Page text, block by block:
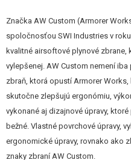
(špecifikácia RMR)
Polo-automatický režim streľby
Kvalitný, pevný polymérový rám
Unikátna polymérová
Lúčik spúšte s drážkami pre
Funkčná poistka na ráme a
Kolimátor je iba nefunkčná
Svetlovodná predná muška
Robustný záver a spodný rám
ráz.
Značka AW Custom (Armorer
spoločnosťou SWI Industries v
kvalitné airsoftové plynové zbrane,
vylepšenej. AW Custom nemení
zbraň, ktorá opustí Armorer
skutočne zlepšujú ergonómiu,
vykonané aj dizajnové úpravy,
bežné. Vlastné povrchové úpravy,
ergonomické úpravy, rovnako ako
znaky zbraní AW Custom.